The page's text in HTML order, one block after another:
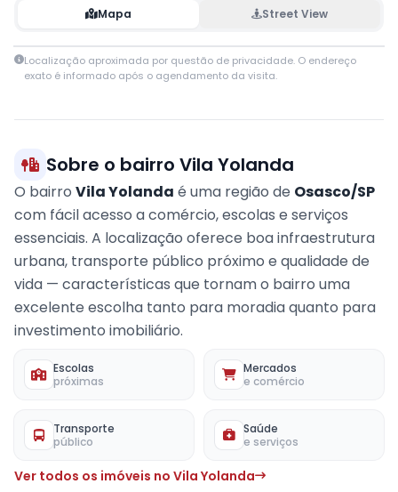
Mapa Street View
+
Localização aproximada por questão de privacidade. O endereço
exato é informado após o agendamento da visita.
Sobre o bairro Vila Yolanda
O bairro Vila Yolanda é uma região de Osasco/SP
com fácil acesso a comércio, escolas e serviços
essenciais. A localização oferece boa infraestrutura
urbana, transporte público próximo e qualidade de
vida — características que tornam o bairro uma
excelente escolha tanto para moradia quanto para
investimento imobiliário.
Escolas
próximas
Mercados
e comércio
Transporte
público
Saúde
e serviços
Ver todos os imóveis no Vila Yolanda